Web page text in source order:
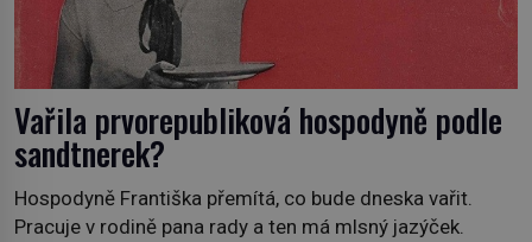
Vařila prvorepubliková hospodyně podle
sandtnerek?
Hospodyně Františka přemítá, co bude dneska vařit.
Pracuje v rodině pana rady a ten má mlsný jazýček.